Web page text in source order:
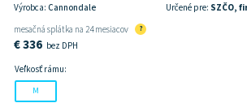
Výrobca: Cannondale Určené pre: SZČO,
?
mesačná splátka na 24 mesiacov
€336 bez DPH
Veľkosť rámu:
M